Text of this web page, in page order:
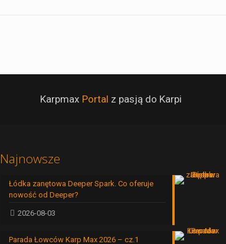
Karpmax Portal z pasją do Karpi
Najnowsze
Łódka zanętowa Deeper Spark. Co oferuje
nowość od Deeper?
2026-08-03
Parada Łowców Karp Max 2026 – cz.1